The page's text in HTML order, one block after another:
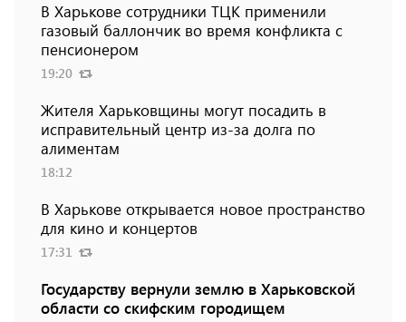
В Харькове сотрудники ТЦК применили
газовый баллончик во время конфликта с
пенсионером
19:20
Жителя Харьковщины могут посадить в
исправительный центр из-за долга по
алиментам
18:12
В Харькове открывается новое пространство
для кино и концертов
17:31
Государству вернули землю в Харьковской
области со скифским городищем